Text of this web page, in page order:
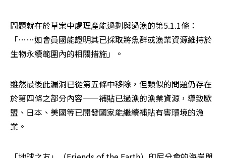
問題就在於草案中處理產能過剩與過漁的第5.1.1條：
「……如會員國能證明其已採取將魚群或漁業資源維持於
生物永續範圍內的相關措施」。
雖然最後此漏洞已從第五條中移除，但類似的問題仍存在
於第四條之部分內容——補貼已過漁的漁業資源，導致歐
盟、日本、美國等已開發國家能繼續補貼有害環境的漁
業。